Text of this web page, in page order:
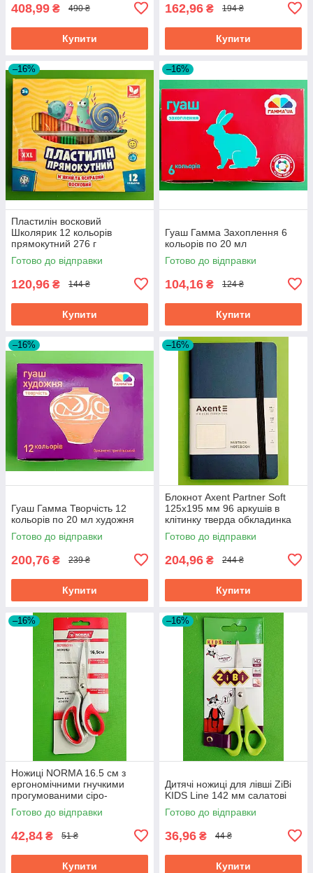
408,99 ₴ 490 ₴
Купити
162,96 ₴ 194 ₴
Купити
–16%
Пластилін восковий
Школярик 12 кольорів
прямокутний 276 г
Готово до відправки
120,96 ₴ 144 ₴
Купити
–16%
Гуаш Гамма Захоплення 6
кольорів по 20 мл
Готово до відправки
104,16 ₴ 124 ₴
Купити
–16%
Гуаш Гамма Творчість 12
кольорів по 20 мл художня
Готово до відправки
200,76 ₴ 239 ₴
Купити
–16%
Блокнот Axent Partner Soft
125х195 мм 96 аркушів в
клітинку тверда обкладинка
синій
Готово до відправки
204,96 ₴ 244 ₴
Купити
–16%
Ножиці NORMA 16.5 см з
ергономічними гнучкими
прогумованими сіро-
червоними ручками 1.8 мм
Готово до відправки
42,84 ₴ 51 ₴
Купити
–16%
Дитячі ножиці для лівші ZiBi
KIDS Line 142 мм салатові
Готово до відправки
36,96 ₴ 44 ₴
Купити